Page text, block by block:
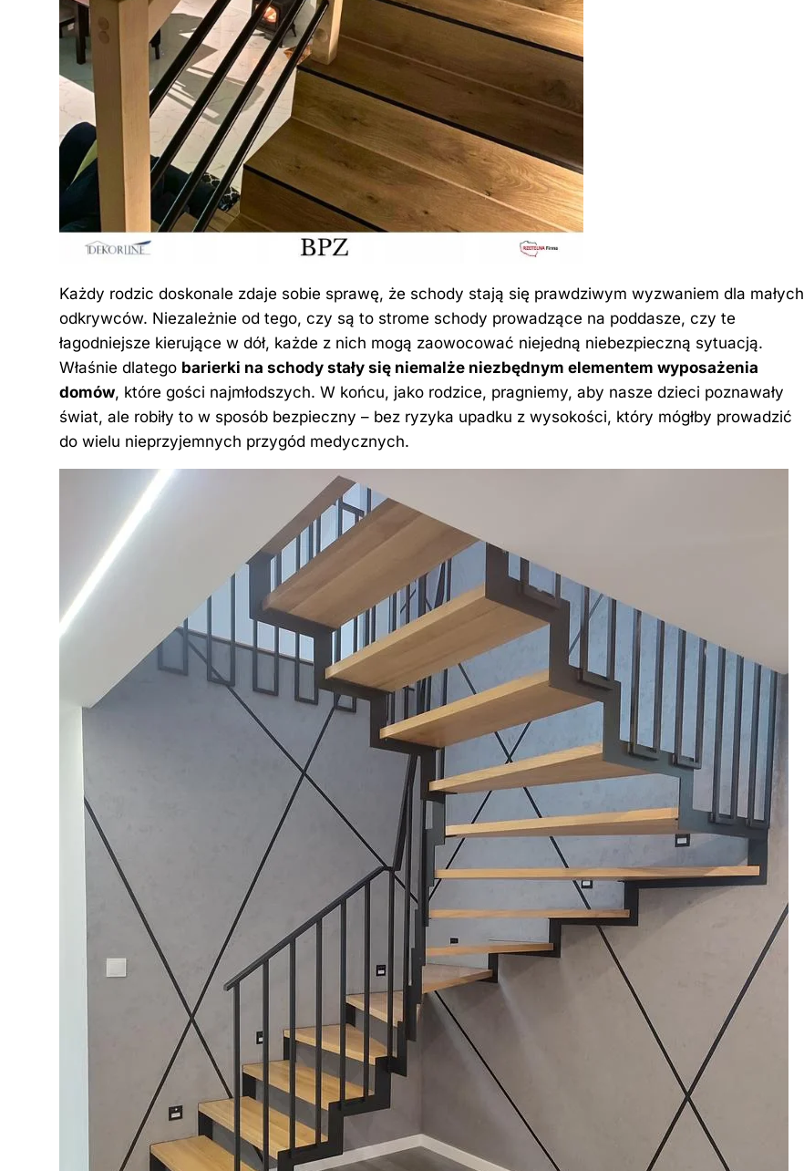
Każdy rodzic doskonale zdaje sobie sprawę, że schody stają się prawdziwym wyzwaniem dla małych
odkrywców. Niezależnie od tego, czy są to strome schody prowadzące na poddasze, czy te
łagodniejsze kierujące w dół, każde z nich mogą zaowocować niejedną niebezpieczną sytuacją.
Właśnie dlatego barierki na schody stały się niemalże niezbędnym elementem wyposażenia
domów, które gości najmłodszych. W końcu, jako rodzice, pragniemy, aby nasze dzieci poznawały
świat, ale robiły to w sposób bezpieczny – bez ryzyka upadku z wysokości, który mógłby prowadzić
do wielu nieprzyjemnych przygód medycznych.